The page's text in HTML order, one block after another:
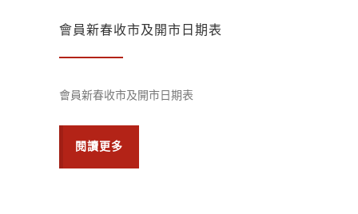
會員新春收市及開市日期表
會員新春收市及開市日期表
閱讀更多